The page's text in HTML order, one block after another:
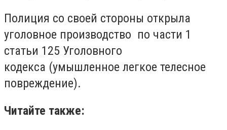
Полиция со своей стороны открыла
уголовное производство по части 1
статьи 125 Уголовного
кодекса (умышленное легкое телесное
повреждение).
Читайте также: